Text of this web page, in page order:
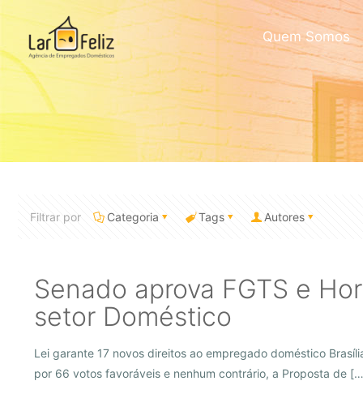
Quem Somos
Filtrar por Categoria Tags Autores
Senado aprova FGTS e
setor Doméstico
Lei garante 17 novos direitos ao empregado doméstico
por 66 votos favoráveis e nenhum contrário, a Proposta de